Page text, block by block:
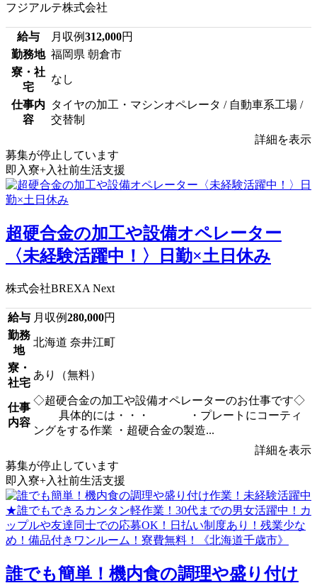
フジアルテ株式会社
給与 月収例312,000円
勤務地 福岡県 朝倉市
寮・社
宅
なし
仕事内
容
タイヤの加工・マシンオペレータ / 自動車系工場 /
交替制
詳細を表示
募集が停止しています
即入寮+入社前生活支援
超硬合金の加工や設備オペレーター
〈未経験活躍中！〉日勤×土日休み
株式会社BREXA Next
給与 月収例280,000円
勤務
地
北海道 奈井江町
寮・
社宅
あり（無料）
仕事
内容
◇超硬合金の加工や設備オペレーターのお仕事です◇
具体的には・・・ ・プレートにコーティ
ングをする作業 ・超硬合金の製造...
詳細を表示
募集が停止しています
即入寮+入社前生活支援
誰でも簡単！機内食の調理や盛り付け